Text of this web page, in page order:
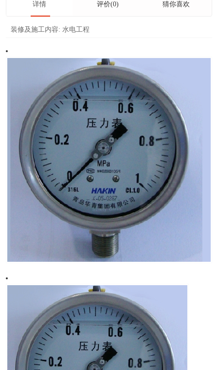
详情 评价(0) 猜你喜欢
装修及施工内容: 水电工程